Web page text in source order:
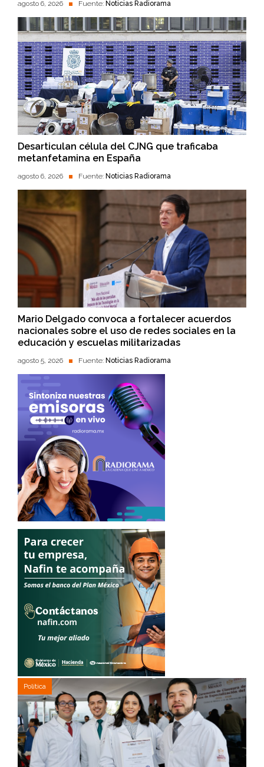
agosto 6, 2026 Fuente: Noticias Radiorama
Desarticulan célula del CJNG que traficaba
metanfetamina en España
agosto 6, 2026 Fuente: Noticias Radiorama
Mario Delgado convoca a fortalecer acuerdos
nacionales sobre el uso de redes sociales en la
educación y escuelas militarizadas
agosto 5, 2026 Fuente: Noticias Radiorama
Política